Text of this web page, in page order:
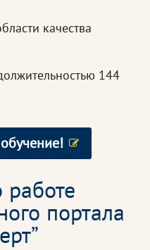
качества
144
портала